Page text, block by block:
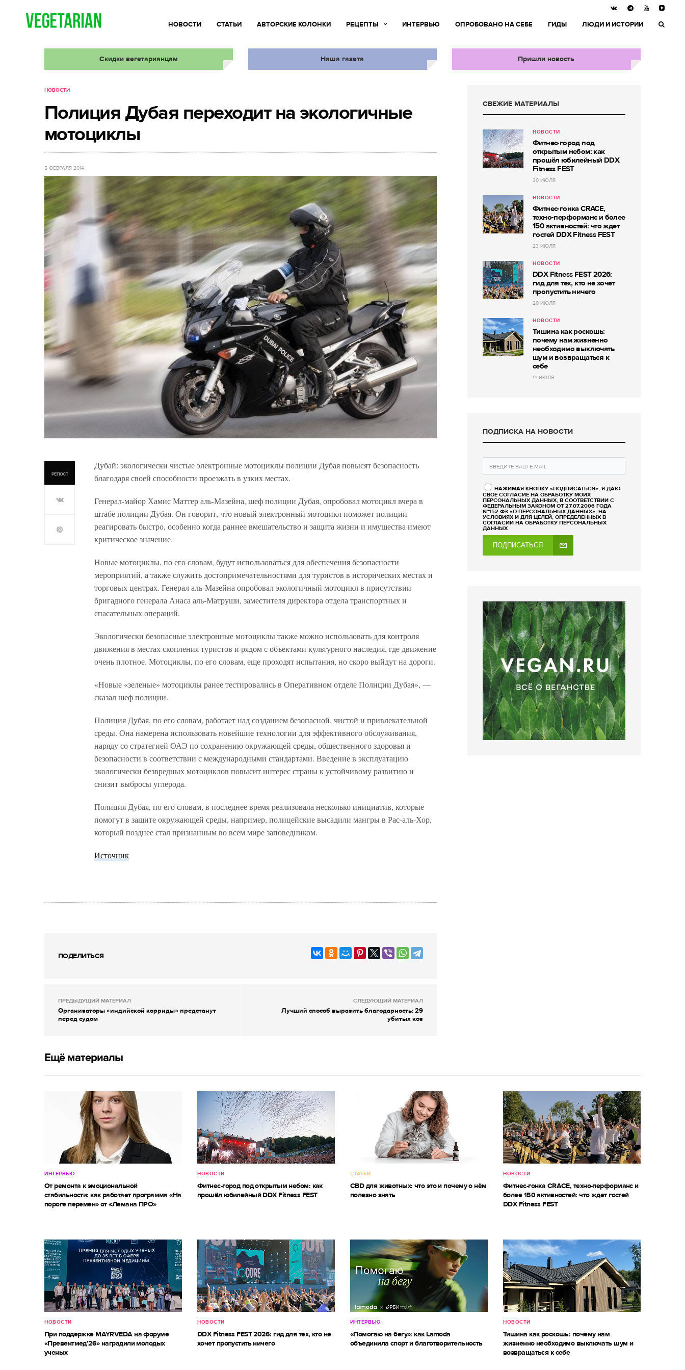
НОВОСТИ СТАТЬИ АВТОРСКИЕ КОЛОНКИ РЕЦЕПТЫ ИНТЕРВЬЮ ОПРОБОВАНО НА СЕБЕ ГИДЫ ЛЮДИ И ИСТОРИИ
Скидки вегетарианцам Наша газета Пришли новость
НОВОСТИ
Полиция Дубая переходит на экологичные
мотоциклы
5 ФЕВРАЛЯ 2014
РЕПОСТ
Дубай: экологически чистые электронные мотоциклы полиции Дубая повысят безопасность
благодаря своей способности проезжать в узких местах.
Генерал-майор Хамис Маттер аль-Мазейна, шеф полиции Дубая, опробовал мотоцикл вчера в
штабе полиции Дубая. Он говорит, что новый электронный мотоцикл поможет полиции
реагировать быстро, особенно когда раннее вмешательство и защита жизни и имущества имеют
критическое значение.
Новые мотоциклы, по его словам, будут использоваться для обеспечения безопасности
мероприятий, а также служить достопримечательностями для туристов в исторических местах и
торговых центрах. Генерал аль-Мазейна опробовал экологичный мотоцикл в присутствии
бригадного генерала Анаса аль-Матруши, заместителя директора отдела транспортных и
спасательных операций.
Экологически безопасные электронные мотоциклы также можно использовать для контроля
движения в местах скопления туристов и рядом с объектами культурного наследия, где движение
очень плотное. Мотоциклы, по его словам, еще проходят испытания, но скоро выйдут на дороги.
«Новые «зеленые» мотоциклы ранее тестировались в Оперативном отделе Полиции Дубая», —
сказал шеф полиции.
Полиция Дубая, по его словам, работает над созданием безопасной, чистой и привлекательной
среды. Она намерена использовать новейшие технологии для эффективного обслуживания,
наряду со стратегией ОАЭ по сохранению окружающей среды, общественного здоровья и
безопасности в соответствии с международными стандартами. Введение в эксплуатацию
экологически безвредных мотоциклов повысит интерес страны к устойчивому развитию и
снизит выбросы углерода.
Полиция Дубая, по его словам, в последнее время реализовала несколько инициатив, которые
помогут в защите окружающей среды, например, полицейские высадили мангры в Рас-аль-Хор,
который позднее стал признанным во всем мире заповедником.
Источник
ПОДЕЛИТЬСЯ
ПРЕДЫДУЩИЙ МАТЕРИАЛ
Организаторы «индийской корриды» предстанут
перед судом
СЛЕДУЮЩИЙ МАТЕРИАЛ
Лучший способ выразить благодарность: 29
убитых коз
СВЕЖИЕ МАТЕРИАЛЫ
НОВОСТИ
Фитнес-город под
открытым небом: как
прошёл юбилейный DDX
Fitness FEST
30 ИЮЛЯ
НОВОСТИ
Фитнес-гонка CRACE,
техно-перформанс и более
150 активностей: что ждет
гостей DDX Fitness FEST
23 ИЮЛЯ
НОВОСТИ
DDX Fitness FEST 2026:
гид для тех, кто не хочет
пропустить ничего
20 ИЮЛЯ
НОВОСТИ
Тишина как роскошь:
почему нам жизненно
необходимо выключать
шум и возвращаться к
себе
14 ИЮЛЯ
ПОДПИСКА НА НОВОСТИ
НАЖИМАЯ КНОПКУ «ПОДПИСАТЬСЯ», Я ДАЮ
СВОЕ СОГЛАСИЕ НА ОБРАБОТКУ МОИХ
ПЕРСОНАЛЬНЫХ ДАННЫХ, В СООТВЕТСТВИИ С
ФЕДЕРАЛЬНЫМ ЗАКОНОМ ОТ 27.07.2006 ГОДА
№152-ФЗ «О ПЕРСОНАЛЬНЫХ ДАННЫХ», НА
УСЛОВИЯХ И ДЛЯ ЦЕЛЕЙ, ОПРЕДЕЛЕННЫХ В
СОГЛАСИИ НА ОБРАБОТКУ ПЕРСОНАЛЬНЫХ
ДАННЫХ
ПОДПИСАТЬСЯ
Ещё материалы
ИНТЕРВЬЮ
От ремонта к эмоциональной
стабильности: как работает программа «На
пороге перемен» от «Лемана ПРО»
НОВОСТИ
Фитнес-город под открытым небом: как
прошёл юбилейный DDX Fitness FEST
СТАТЬИ
CBD для животных: что это и почему о нём
полезно знать
НОВОСТИ
Фитнес-гонка CRACE, техно-перформанс и
более 150 активностей: что ждет гостей
DDX Fitness FEST
НОВОСТИ
При поддержке MAYRVEDA на форуме
«Превентмед’26» наградили молодых
ученых
НОВОСТИ
DDX Fitness FEST 2026: гид для тех, кто не
хочет пропустить ничего
ИНТЕРВЬЮ
«Помогаю на бегу»: как Lamoda
объединила спорт и благотворительность
НОВОСТИ
Тишина как роскошь: почему нам
жизненно необходимо выключать шум и
возвращаться к себе